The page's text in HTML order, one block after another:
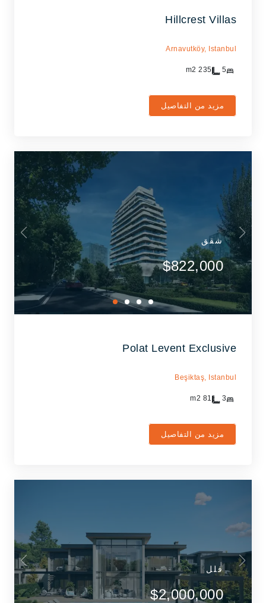
Hillcrest Villas
Arnavutköy, Istanbul
5
235
مزيد من التفاصيل
شقق
$822,000
Polat Levent Exclusive
Beşiktaş, Istanbul
3
81
مزيد من التفاصيل
فلل
$2,000,000